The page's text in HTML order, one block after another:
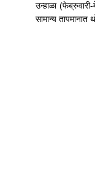
उन्हाळा
सामान्य तापमानात